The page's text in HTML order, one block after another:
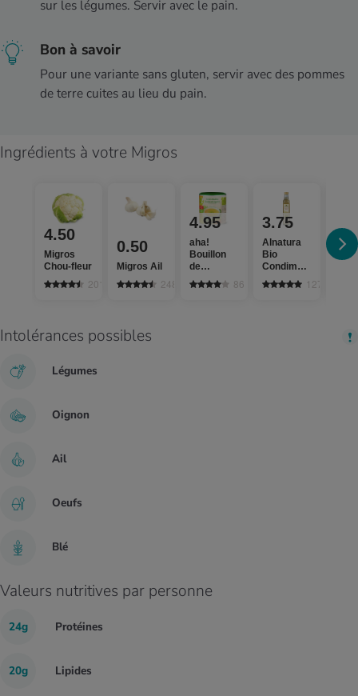
sur les légumes. Servir avec le pain.
Bon à savoir
Pour une variante sans gluten, servir avec des pommes
de terre cuites au lieu du pain.
Ingrédients à votre Migros
4.50
Migros
Chou-fleur
2016
0.50
Migros Ail
2484
4.95
aha!
Bouillon
de
légumes
86
3.75
Alnatura
Bio
Condimento
Bianco
fruité et
127
Intolérances possibles
Légumes
Oignon
Ail
Oeufs
Blé
Valeurs nutritives par personne
24g Protéines
20g Lipides